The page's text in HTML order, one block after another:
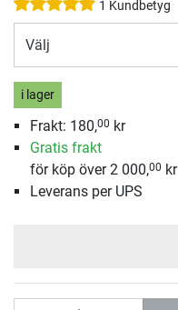
1 Kundbetyg
Välj
i lager
Frakt: 180,00 kr
Gratis frakt
för köp över 2 000,00 kr
Leverans per UPS